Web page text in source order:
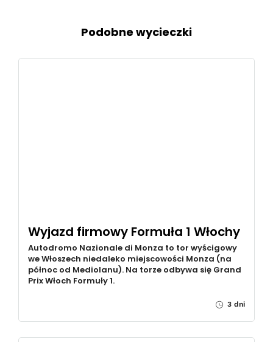
Podobne wycieczki
Wyjazd firmowy Formuła 1 Włochy
Autodromo Nazionale di Monza to tor wyścigowy
we Włoszech niedaleko miejscowości Monza (na
północ od Mediolanu). Na torze odbywa się Grand
Prix Włoch Formuły 1.
3 dni